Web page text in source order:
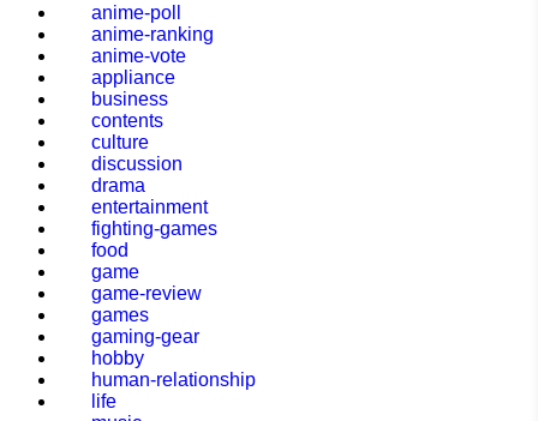
anime-poll
anime-ranking
anime-vote
appliance
business
contents
culture
discussion
drama
entertainment
fighting-games
food
game
game-review
games
gaming-gear
hobby
human-relationship
life